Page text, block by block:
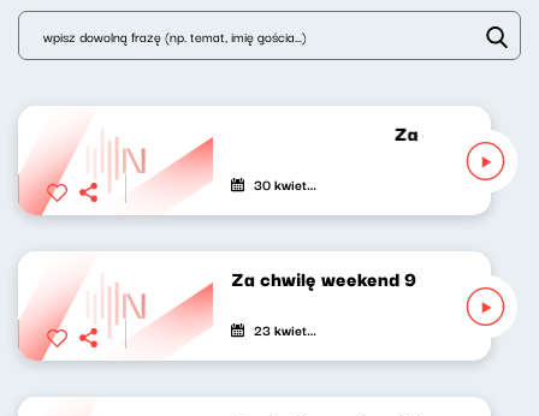
Za chwilę
30 kwietnia 2021
Za chwilę weekend 9
23 kwietnia 2021